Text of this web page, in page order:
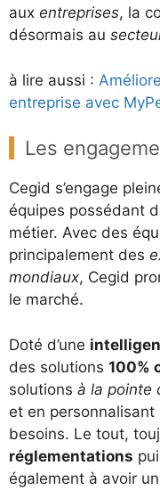
aux entreprises, la
désormais au
à lire aussi :
entreprise avec
Les
Cegid s’engage
équipes possédant
métier. Avec des
principalement des
mondiaux, Cegid
le marché.
Doté d’une
des solutions 100%
solutions à la pointe
et en
besoins. Le tout,
réglementations
également à avoir un